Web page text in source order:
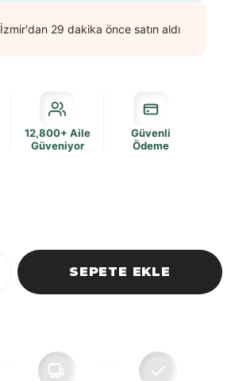
İzmir'dan 29 dakika önce satın aldı
12,800+ Aile
Güveniyor
Güvenli
Ödeme
SEPETE EKLE